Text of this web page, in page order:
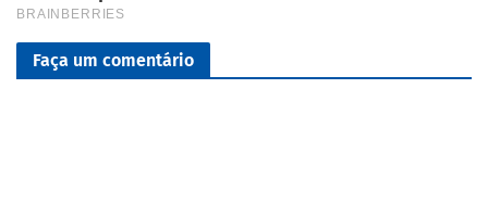
Faça um comentário